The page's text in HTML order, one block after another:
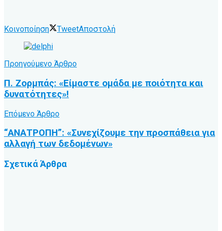
Κοινοποίηση TweetΑποστολή
Προηγούμενο Άρθρο
Π. Ζορμπάς: «Είμαστε ομάδα με ποιότητα και
δυνατότητες»!
Επόμενο Άρθρο
“ΑΝΑΤΡΟΠΗ”: «Συνεχίζουμε την προσπάθεια για
αλλαγή των δεδομένων»
ΣχετικάΆρθρα